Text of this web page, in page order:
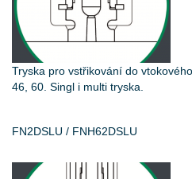
Tryska pro vstřikování do
46, 60. Singl i multi tryska.
FN2DSLU / FNH62DSLU